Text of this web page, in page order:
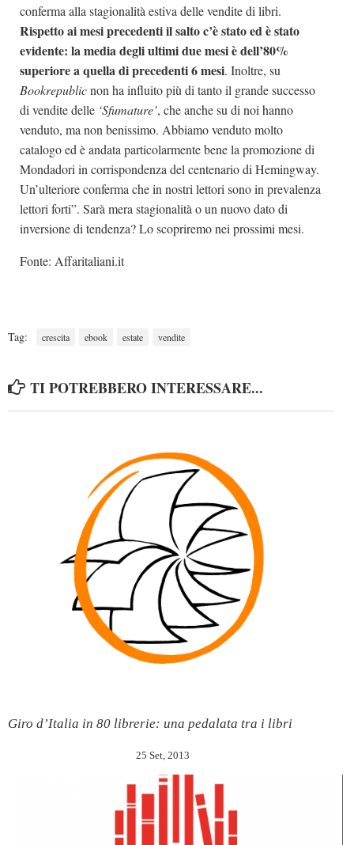
conferma alla stagionalità estiva delle vendite di libri.
Rispetto ai mesi precedenti il salto c’è stato ed è stato
evidente: la media degli ultimi due mesi è dell’80%
superiore a quella di precedenti 6 mesi. Inoltre, su
Bookrepublicnon ha influito più di tanto il grande successo
di vendite delle ‘Sfumature’, che anche su di noi hanno
venduto, ma non benissimo. Abbiamo venduto molto
catalogo ed è andata particolarmente bene la promozione di
Mondadori in corrispondenza del centenario di Hemingway.
Un’ulteriore conferma che in nostri lettori sono in prevalenza
lettori forti”. Sarà mera stagionalità o un nuovo dato di
inversione di tendenza? Lo scopriremo nei prossimi mesi.
Fonte: Affaritaliani.it
Tag: crescita ebook estate vendite
TI POTREBBERO INTERESSARE...
Giro d’Italia in 80 librerie: una pedalata tra i libri
25 Set, 2013